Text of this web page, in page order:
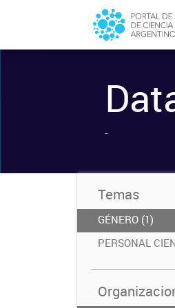
-
Temas
GÉNERO (1)
PERSONAL